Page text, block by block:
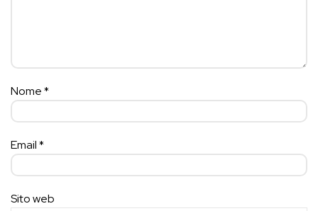
Nome*
Email*
Sito web